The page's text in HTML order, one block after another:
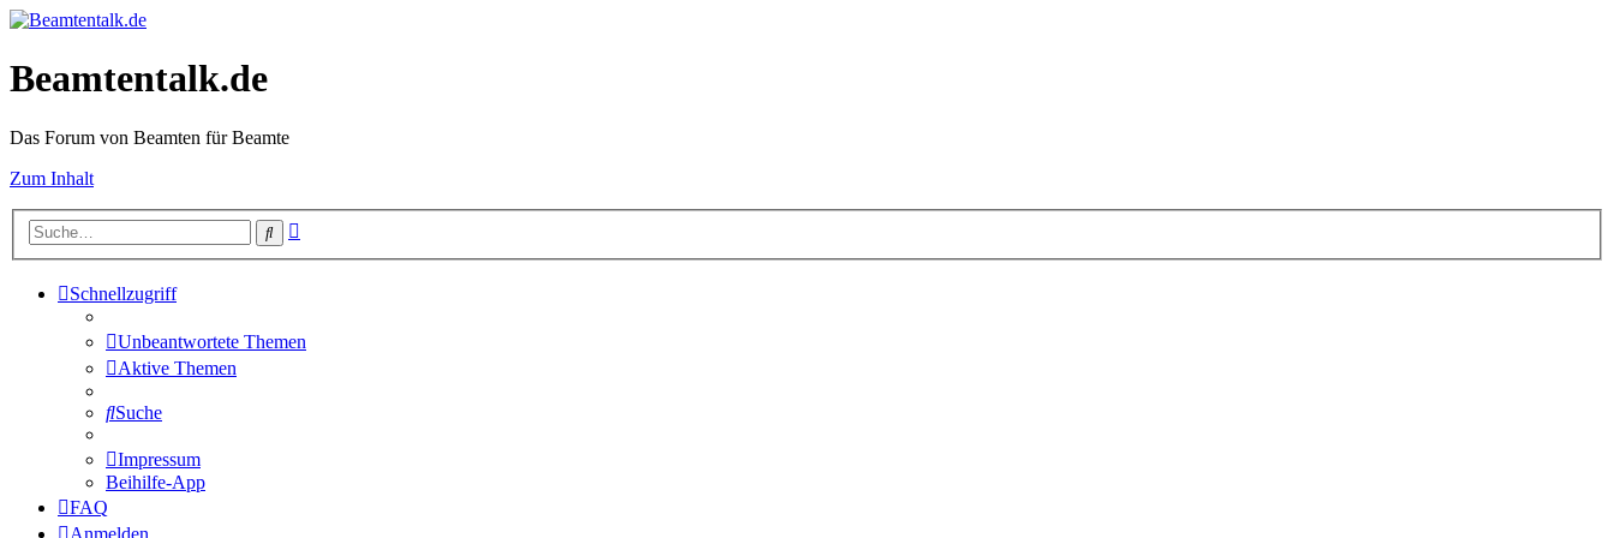
Beamtentalk.de
Das Forum von Beamten für Beamte
Zum Inhalt
Suche
Schnellzugriff
Unbeantwortete Themen
Aktive Themen
Suche
Impressum
Beihilfe-App
FAQ